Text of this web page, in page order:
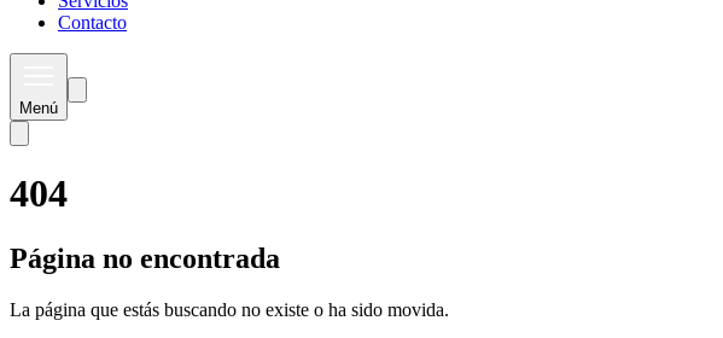
Contacto
Menú
404
Página no encontrada
La página que estás buscando no existe o ha sido movida.